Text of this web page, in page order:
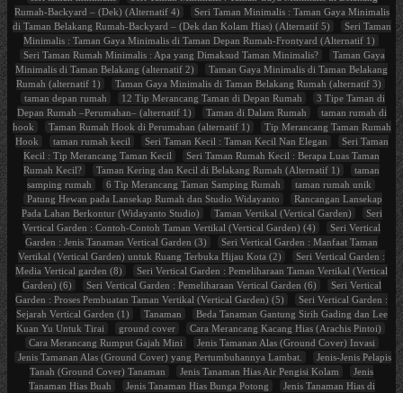
Rumah-Backyard – (Dek) (Alternatif 4)
Seri Taman Minimalis : Taman Gaya Minimalis
di Taman Belakang Rumah-Backyard – (Dek dan Kolam Hias) (Alternatif 5)
Seri Taman
Minimalis : Taman Gaya Minimalis di Taman Depan Rumah-Frontyard (Alternatif 1)
Seri Taman Rumah Minimalis : Apa yang Dimaksud Taman Minimalis?
Taman Gaya
Minimalis di Taman Belakang (alternatif 2)
Taman Gaya Minimalis di Taman Belakang
Rumah (alternatif 1)
Taman Gaya Minimalis di Taman Belakang Rumah (alternatif 3)
taman depan rumah
12 Tip Merancang Taman di Depan Rumah
3 Tipe Taman di
Depan Rumah –Perumahan– (alternatif 1)
Taman di Dalam Rumah
taman rumah di
hook
Taman Rumah Hook di Perumahan (alternatif 1)
Tip Merancang Taman Rumah
Hook
taman rumah kecil Seri Taman Kecil : Taman Kecil Nan Elegan
Seri Taman
Kecil : Tip Merancang Taman Kecil
Seri Taman Rumah Kecil : Berapa Luas Taman
Rumah Kecil?
Taman Kering dan Kecil di Belakang Rumah (Alternatif 1)
taman
samping rumah
6 Tip Merancang Taman Samping Rumah
taman rumah unik
Patung Hewan pada Lansekap Rumah dan Studio Widayanto
Rancangan Lansekap
Pada Lahan Berkontur (Widayanto Studio)
Taman Vertikal (Vertical Garden)
Seri
Vertical Garden : Contoh-Contoh Taman Vertikal (Vertical Garden) (4)
Seri Vertical
Garden : Jenis Tanaman Vertical Garden (3)
Seri Vertical Garden : Manfaat Taman
Vertikal (Vertical Garden) untuk Ruang Terbuka Hijau Kota (2)
Seri Vertical Garden :
Media Vertical garden (8)
Seri Vertical Garden : Pemeliharaan Taman Vertikal (Vertical
Garden) (6)
Seri Vertical Garden : Pemeliharaan Vertical Garden (6)
Seri Vertical
Garden : Proses Pembuatan Taman Vertikal (Vertical Garden) (5)
Seri Vertical Garden :
Sejarah Vertical Garden (1)
Tanaman
Beda Tanaman Gantung Sirih Gading dan Lee
Kuan Yu Untuk Tirai
ground cover
Cara Merancang Kacang Hias (Arachis Pintoi)
Cara Merancang Rumput Gajah Mini
Jenis Tamanan Alas (Ground Cover) Invasi
Jenis Tamanan Alas (Ground Cover) yang Pertumbuhannya Lambat.
Jenis-Jenis Pelapis
Tanah (Ground Cover) Tanaman
Jenis Tanaman Hias Air Pengisi Kolam
Jenis
Tanaman Hias Buah
Jenis Tanaman Hias Bunga Potong
Jenis Tanaman Hias di